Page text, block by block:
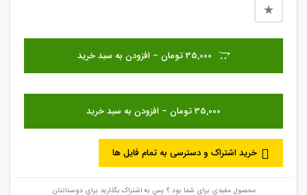
35,000 تومان – افزودن به سبد خرید
خرید اشتراک و دسترسی به تمام فایل ها
محصول مفیدی برای شما بود ؟ پس به اشتراک بگذارید برای دوستانتان